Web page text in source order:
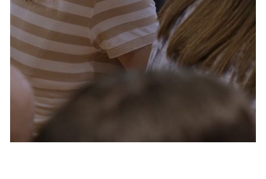
Servizi e accessibilità
Contatti
FAQ
Biglietti